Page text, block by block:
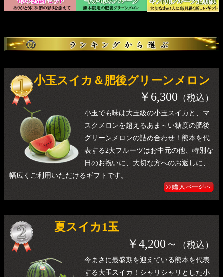
小玉スイカ＆肥後グリーンメロン
￥6,300 （税込）
小玉でも味は大玉級の小玉スイカと、マ
スクメロンを超えるあま～い糖度の肥後
グリーンメロンの詰め合わせ！熊本を代
表する2大フルーツはお中元の他、特別な
日のお祝いに、大切な方へのお返しに、
幅広くご利用いただけるギフトです。
夏スイカ1玉
￥4,200～ （税込）
今まさに最盛期を迎えている熊本を代表
する大玉スイカ！シャリシャリとした小